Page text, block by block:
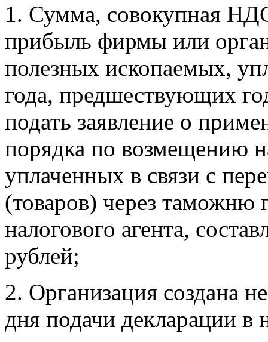
1. Сумма, совокупная
прибыль фирмы или
полезных ископаемых,
года, предшествующих
подать заявление о
порядка по возмещению
уплаченных в связи с
(товаров) через таможню
налогового агента,
рублей;
2. Организация создана
дня подачи декларации